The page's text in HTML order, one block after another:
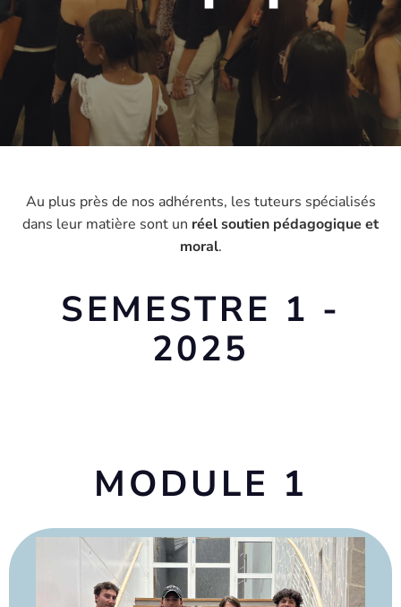
Au plus près de nos adhérents, les tuteurs spécialisés
dans leur matière sont un réel soutien pédagogique et
moral.
SEMESTRE 1 -
2025
MODULE 1